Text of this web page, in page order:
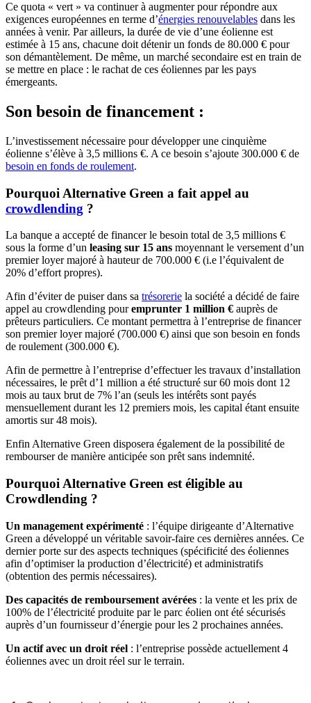
Ce quota « vert » va continuer à augmenter pour répondre aux
exigences européennes en terme d’énergies renouvelables dans les
années à venir. Par ailleurs, la durée de vie d’une éolienne est
estimée à 15 ans, chacune doit détenir un fonds de 80.000 € pour
son démantèlement. De même, un marché secondaire est en train de
se mettre en place : le rachat de ces éoliennes par les pays
émergeants.
Son besoin de financement :
L’investissement nécessaire pour développer une cinquième
éolienne s’élève à 3,5 millions €. A ce besoin s’ajoute 300.000 € de
besoin en fonds de roulement.
Pourquoi Alternative Green a fait appel au
crowdlending ?
La banque a accepté de financer le besoin total de 3,5 millions €
sous la forme d’un leasing sur 15 ans moyennant le versement d’un
premier loyer majoré à hauteur de 700.000 € (i.e l’équivalent de
20% d’effort propres).
Afin d’éviter de puiser dans sa trésorerie la société a décidé de faire
appel au crowdlending pouremprunter 1 million € auprès de
prêteurs particuliers. Ce montant permettra à l’entreprise de financer
son premier loyer majoré (700.000 €) ainsi que son besoin en fonds
de roulement (300.000 €).
Afin de permettre à l’entreprise d’effectuer les travaux d’installation
nécessaires, le prêt d’1 million a été structuré sur 60 mois dont 12
mois au taux brut de 7% l’an (seuls les intérêts sont payés
mensuellement durant les 12 premiers mois, les capital étant ensuite
amortis sur 48 mois).
Enfin Alternative Green disposera également de la possibilité de
rembourser de manière anticipée son prêt sans indemnité.
Pourquoi Alternative Green est éligible au
Crowdlending ?
Un management expérimenté : l’équipe dirigeante d’Alternative
Green a développé un véritable savoir-faire ces dernières années. Ce
dernier porte sur des aspects techniques (spécificité des éoliennes
afin d’optimiser la production d’électricité) et administratifs
(obtention des permis nécessaires).
Des capacités de remboursement avérées : la vente et les prix de
100% de l’électricité produite par le parc éolien ont été sécurisés
auprès d’un fournisseur d’énergie pour les 2 prochaines années.
Un actif avec un droit réel : l’entreprise possède actuellement 4
éoliennes avec un droit réel sur le terrain.